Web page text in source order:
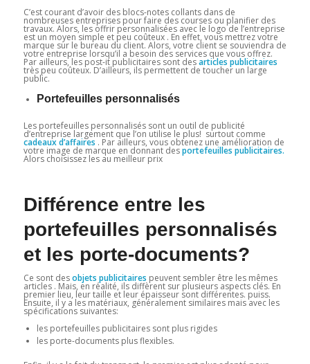
C’est courant d’avoir des blocs-notes collants dans de
nombreuses entreprises pour faire des courses ou planifier des
travaux. Alors, les offrir personnalisées avec le logo de l’entreprise
est un moyen simple et peu coûteux . En effet, vous mettrez votre
marque sur le bureau du client. Alors, votre client se souviendra de
votre entreprise lorsqu’il a besoin des services que vous offrez.
Par ailleurs, les post-it publicitaires sont desarticles publicitaires
très peu coûteux. D’ailleurs, ils permettent de toucher un large
public.
Portefeuilles personnalisés
Les portefeuilles personnalisés sont un outil de publicité
d’entreprise largement que l’on utilise le plus! surtout comme
cadeaux d’affaires . Par ailleurs, vous obtenez une amélioration de
votre image de marque en donnant desportefeuilles publicitaires.
Alors choisissez les au meilleur prix
Différence entre les
portefeuilles personnalisés
et les porte-documents?
Ce sont desobjets publicitaires peuvent sembler être les mêmes
articles . Mais, en réalité, ils diffèrent sur plusieurs aspects clés. En
premier lieu, leur taille et leur épaisseur sont différentes. puiss.
Ensuite, il y a les matériaux, généralement similaires mais avec les
spécifications suivantes:
les portefeuilles publicitaires sont plus rigides
les porte-documents plus flexibles.